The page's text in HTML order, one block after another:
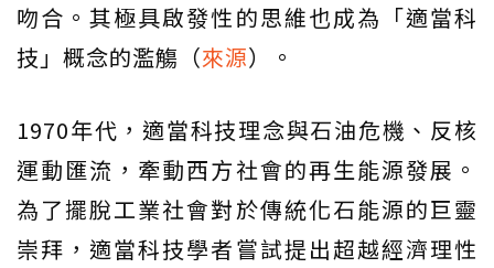
吻合。其極具啟發性的思維也成為「適當科
技」概念的濫觴（來源）。
1970年代，適當科技理念與石油危機、反核
運動匯流，牽動西方社會的再生能源發展。
為了擺脫工業社會對於傳統化石能源的巨靈
崇拜，適當科技學者嘗試提出超越經濟理性